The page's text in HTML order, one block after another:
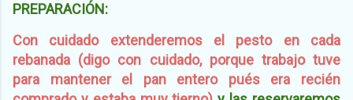
PREPARACIÓN:
Con cuidado
extenderemos el pesto en cada
rebanada (digo con cuidado, porque trabajo tuve
para mantener el pan entero pués era recién